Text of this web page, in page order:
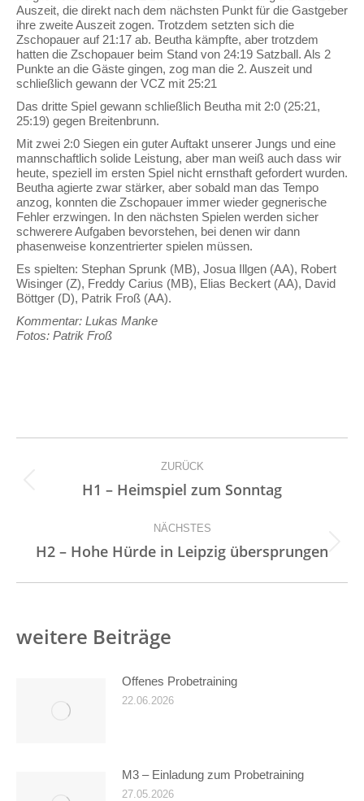
Auszeit, die direkt nach dem nächsten Punkt für die Gastgeber
ihre zweite Auszeit zogen. Trotzdem setzten sich die
Zschopauer auf 21:17 ab. Beutha kämpfte, aber trotzdem
hatten die Zschopauer beim Stand von 24:19 Satzball. Als 2
Punkte an die Gäste gingen, zog man die 2. Auszeit und
schließlich gewann der VCZ mit 25:21
Das dritte Spiel gewann schließlich Beutha mit 2:0 (25:21,
25:19) gegen Breitenbrunn.
Mit zwei 2:0 Siegen ein guter Auftakt unserer Jungs und eine
mannschaftlich solide Leistung, aber man weiß auch dass wir
heute, speziell im ersten Spiel nicht ernsthaft gefordert wurden.
Beutha agierte zwar stärker, aber sobald man das Tempo
anzog, konnten die Zschopauer immer wieder gegnerische
Fehler erzwingen. In den nächsten Spielen werden sicher
schwerere Aufgaben bevorstehen, bei denen wir dann
phasenweise konzentrierter spielen müssen.
Es spielten: Stephan Sprunk (MB), Josua Illgen (AA), Robert
Wisinger (Z), Freddy Carius (MB), Elias Beckert (AA), David
Böttger (D), Patrik Froß (AA).
Kommentar: Lukas Manke
Fotos: Patrik Froß
Kommentarnavigation
ZURÜCK
Vorheriger
Beitrag:
H1 – Heimspiel zum Sonntag
NÄCHSTES
Nächster
Beitrag:
H2 – Hohe Hürde in Leipzig übersprungen
weitere Beiträge
Offenes Probetraining
22.06.2026
M3 – Einladung zum Probetraining
27.05.2026